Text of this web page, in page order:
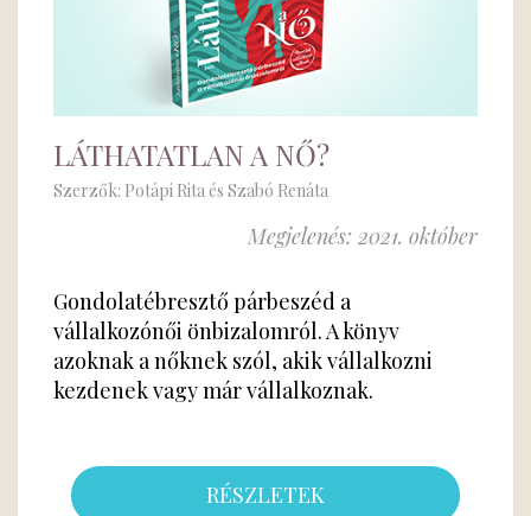
LÁTHATATLAN A NŐ?
Szerzők: Potápi Rita és Szabó Renáta
Megjelenés: 2021. október
Gondolatébresztő párbeszéd a
vállalkozónői önbizalomról. A könyv
azoknak a nőknek szól, akik vállalkozni
kezdenek vagy már vállalkoznak.
RÉSZLETEK